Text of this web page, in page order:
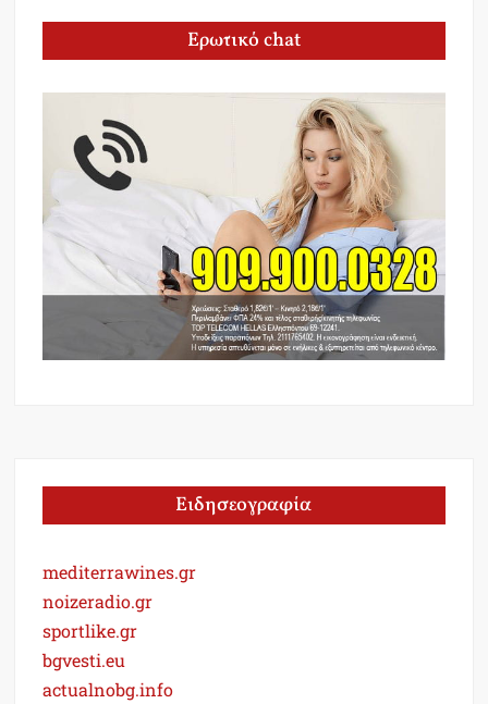
Ερωτικό chat
Ειδησεογραφία
mediterrawines.gr
noizeradio.gr
sportlike.gr
bgvesti.eu
actualnobg.info